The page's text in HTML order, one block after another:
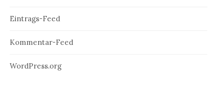
Eintrags-Feed
Kommentar-Feed
WordPress.org